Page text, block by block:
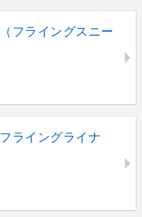
フライングスニー
ライングライナ